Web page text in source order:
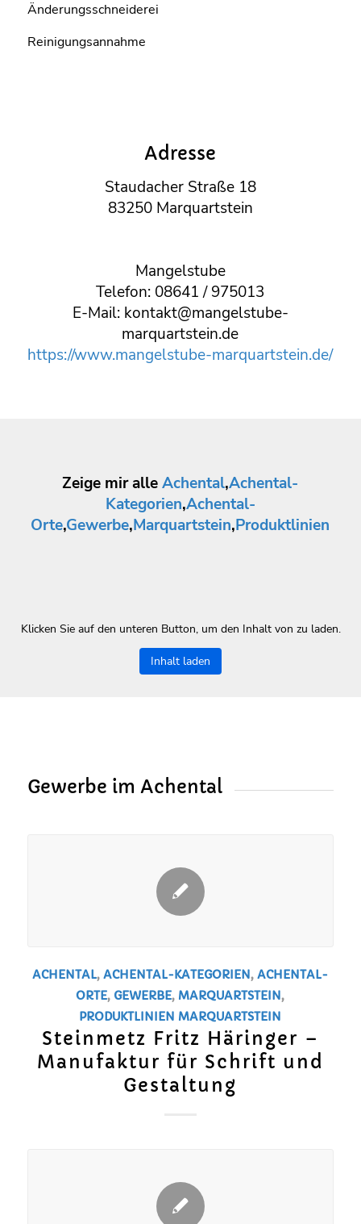
Änderungsschneiderei
Reinigungsannahme
Adresse
Staudacher Straße 18
83250 Marquartstein
Mangelstube
Telefon: 08641 / 975013
E-Mail: kontakt@mangelstube-
marquartstein.de
https://www.mangelstube-marquartstein.de/
Zeige mir alleAchental,Achental-
Kategorien,Achental-
Orte,Gewerbe,Marquartstein,Produktlinien
Klicken Sie auf den unteren Button, um den Inhalt von zu laden.
Inhalt laden
Gewerbe im Achental
ACHENTAL,ACHENTAL-KATEGORIEN,ACHENTAL-
ORTE, GEWERBE, MARQUARTSTEIN,
PRODUKTLINIEN MARQUARTSTEIN
Steinmetz Fritz Häringer –
Manufaktur für Schrift und
Gestaltung